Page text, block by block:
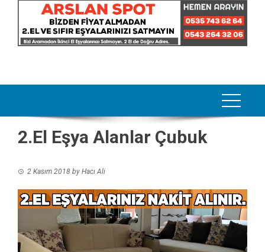
2.El Eşya Alanlar Çubuk
2 Kasım 2018 by Hacı Ali